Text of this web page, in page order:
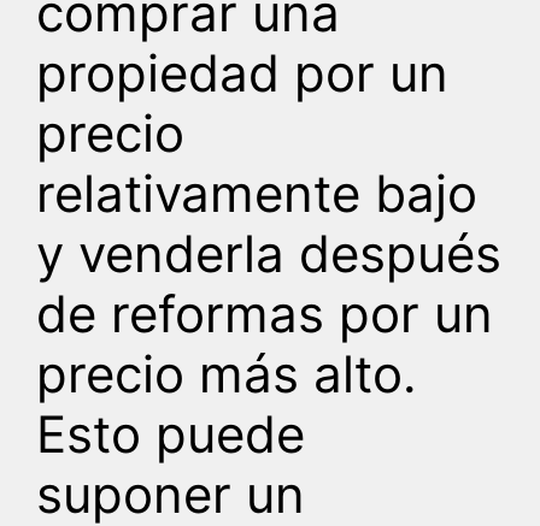
comprar una
propiedad por un
precio
relativamente bajo
y venderla después
de reformas por un
precio más alto.
Esto puede
suponer un